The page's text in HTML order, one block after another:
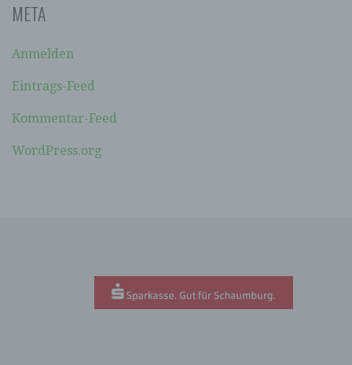
META
Anmelden
Eintrags-Feed
Kommentar-Feed
WordPress.org
soll sowohl für die Öffentlichkeit als auch für
lesbar und verständlich sein. Um dies zu
Begrifflichkeiten erläutern.
unter anderem die folgenden Begriffe:
A) PERSONENBEZOGENE DATEN
Kennung wie einem Namen, zu einer
Kennnummer, zu Standortdaten, zu einer